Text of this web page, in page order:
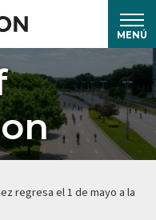
MENÚ
regresa el 1 de mayo a la